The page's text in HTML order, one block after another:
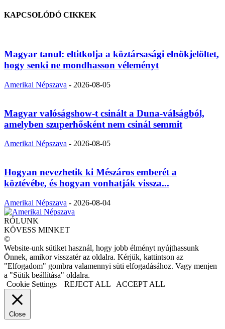
KAPCSOLÓDÓ CIKKEK
Magyar tanul: eltitkolja a köztársasági elnökjelöltet,
hogy senki ne mondhasson véleményt
Amerikai Népszava - 2026-08-05
Magyar valóságshow-t csinált a Duna-válságból,
amelyben szuperhősként nem csinál semmit
Amerikai Népszava - 2026-08-05
Hogyan nevezhetik ki Mészáros emberét a
köztévébe, és hogyan vonhatják vissza...
Amerikai Népszava - 2026-08-04
RÓLUNK
KÖVESS MINKET
©
Website-unk sütiket használ, hogy jobb élményt nyújthassunk
Önnek, amikor visszatér az oldalra. Kérjük, kattintson az
"Elfogadom" gombra valamennyi süti elfogadásához. Vagy menjen
a "Sütik beállítása" oldalra.
Cookie Settings
REJECT ALL ACCEPT ALL
Close